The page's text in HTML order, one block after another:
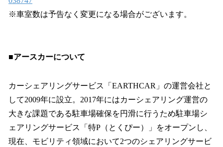
※車室数は予告なく変更になる場合がございます。
■アースカーについて
カーシェアリングサービス「EARTHCAR」の運営会社と
して2009年に設立。2017年にはカーシェアリング運営の
大きな課題である駐車場確保を円滑に行うため駐車場シ
ェアリングサービス「特P（とくぴー）」をオープンし、
現在、モビリティ領域において2つのシェアリングサービ